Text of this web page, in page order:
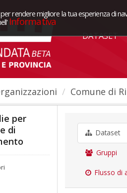
rendere migliore la tua esperienza di
Informativa
DATASET
Comune di
per
di
Dataset
Gruppi
Flusso di